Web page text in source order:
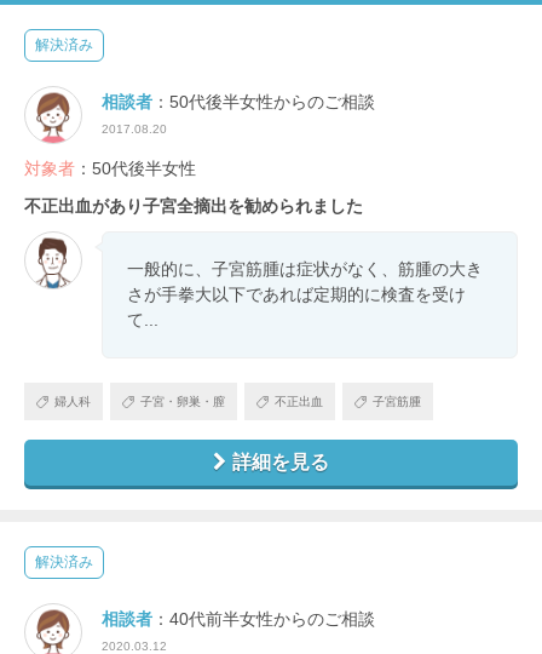
解決済み
相談者 ：50代後半女性からのご相談
2017.08.20
対象者 ：50代後半女性
不正出血があり子宮全摘出を勧められました
一般的に、子宮筋腫は症状がなく、筋腫の大き
さが手拳大以下であれば定期的に検査を受け
て...
婦人科 子宮・卵巣・膣 不正出血 子宮筋腫
詳細を見る
解決済み
相談者 ：40代前半女性からのご相談
2020.03.12